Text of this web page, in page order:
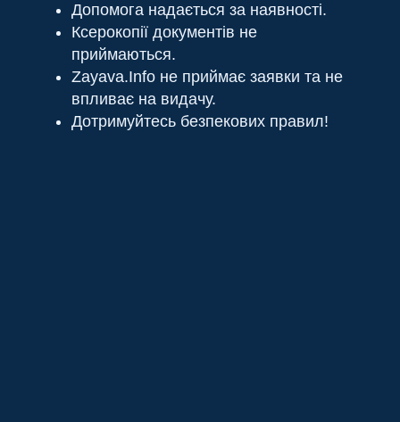
Допомога надається за наявності.
Ксерокопії документів не
приймаються.
Zayava.Info не приймає заявки та не
впливає на видачу.
Дотримуйтесь безпекових правил!